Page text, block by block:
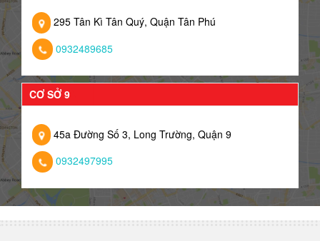
295 Tân Kì Tân Quý, Quận Tân Phú
0932489685
CƠ SỞ 9
45a Đường Số 3, Long Trường, Quận 9
0932497995